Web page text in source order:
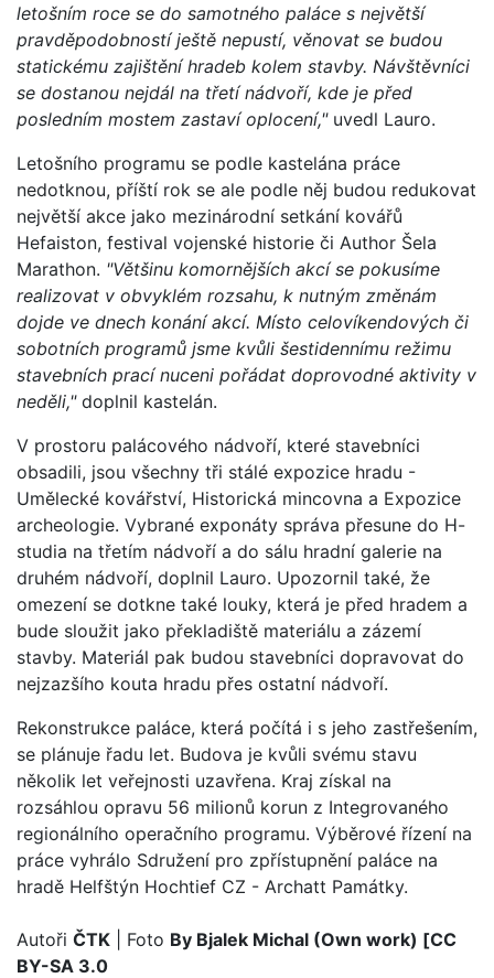
letošním roce se do samotného paláce s největší
pravděpodobností ještě nepustí, věnovat se budou
statickému zajištění hradeb kolem stavby. Návštěvníci
se dostanou nejdál na třetí nádvoří, kde je před
posledním mostem zastaví oplocení," uvedl Lauro.
Letošního programu se podle kastelána práce
nedotknou, příští rok se ale podle něj budou redukovat
největší akce jako mezinárodní setkání kovářů
Hefaiston, festival vojenské historie či Author Šela
Marathon. "Většinu komornějších akcí se pokusíme
realizovat v obvyklém rozsahu, k nutným změnám
dojde ve dnech konání akcí. Místo celovíkendových či
sobotních programů jsme kvůli šestidennímu režimu
stavebních prací nuceni pořádat doprovodné aktivity v
neděli," doplnil kastelán.
V prostoru palácového nádvoří, které stavebníci
obsadili, jsou všechny tři stálé expozice hradu -
Umělecké kovářství, Historická mincovna a Expozice
archeologie. Vybrané exponáty správa přesune do H-
studia na třetím nádvoří a do sálu hradní galerie na
druhém nádvoří, doplnil Lauro. Upozornil také, že
omezení se dotkne také louky, která je před hradem a
bude sloužit jako překladiště materiálu a zázemí
stavby. Materiál pak budou stavebníci dopravovat do
nejzazšího kouta hradu přes ostatní nádvoří.
Rekonstrukce paláce, která počítá i s jeho zastřešením,
se plánuje řadu let. Budova je kvůli svému stavu
několik let veřejnosti uzavřena. Kraj získal na
rozsáhlou opravu 56 milionů korun z Integrovaného
regionálního operačního programu. Výběrové řízení na
práce vyhrálo Sdružení pro zpřístupnění paláce na
hradě Helfštýn Hochtief CZ - Archatt Památky.
Autoři ČTK | Foto By Bjalek Michal (Own work) [CC
BY-SA 3.0